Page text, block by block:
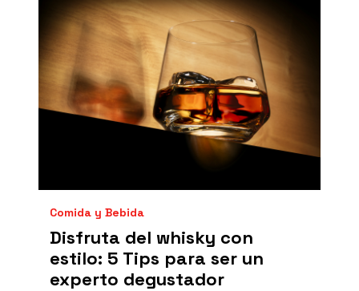
Comida y Bebida
Disfruta del whisky con
estilo: 5 Tips para ser un
experto degustador